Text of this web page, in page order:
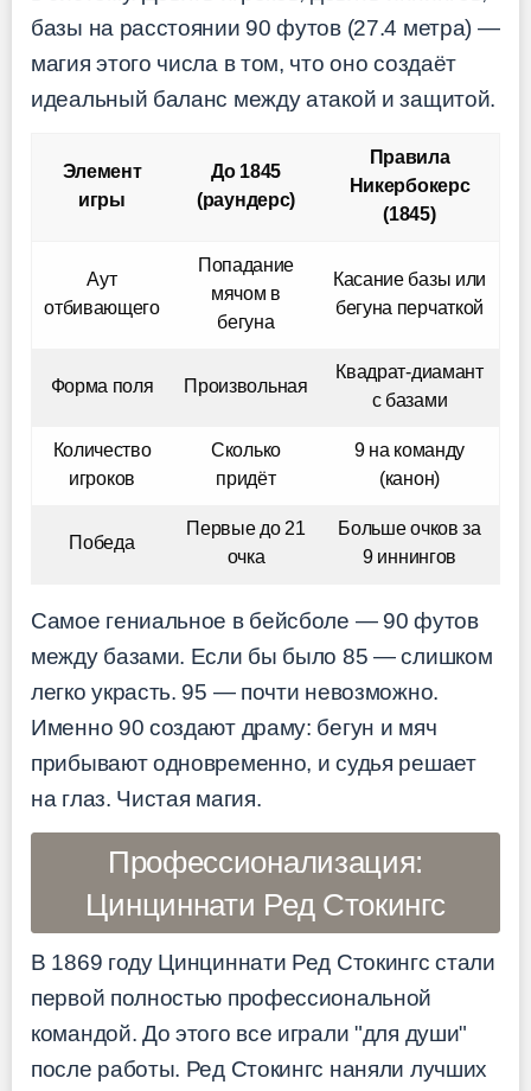
базы на расстоянии 90 футов (27.4 метра) —
магия этого числа в том, что оно создаёт
идеальный баланс между атакой и защитой.
Элемент
игры
До 1845
(раундерс)
Правила
Никербокерс
(1845)
Аут
отбивающего
Попадание
мячом в
бегуна
Касание базы или
бегуна перчаткой
Форма поля Произвольная
Квадрат-диамант
с базами
Количество
игроков
Сколько
придёт
9 на команду
(канон)
Победа
Первые до 21
очка
Больше очков за
9 иннингов
Самое гениальное в бейсболе — 90 футов
между базами. Если бы было 85 — слишком
легко украсть. 95 — почти невозможно.
Именно 90 создают драму: бегун и мяч
прибывают одновременно, и судья решает
на глаз. Чистая магия.
Профессионализация:
Цинциннати Ред Стокингс
В 1869 году Цинциннати Ред Стокингс стали
первой полностью профессиональной
командой. До этого все играли "для души"
после работы. Ред Стокингс наняли лучших